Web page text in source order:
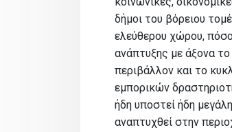
δήμοι του βόρειου
ελεύθερου χώρου,
ανάπτυξης με άξονα
περιβάλλον και το
εμπορικών
ήδη υποστεί ήδη
αναπτυχθεί στην